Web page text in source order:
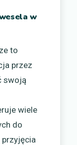
w
to
przez
swoją
wiele
do